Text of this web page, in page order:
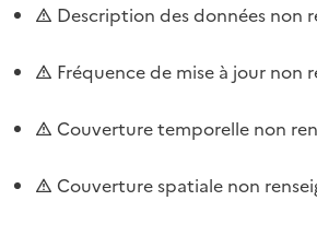
Description des données non
Fréquence de mise à jour non
Couverture temporelle non
Couverture spatiale non